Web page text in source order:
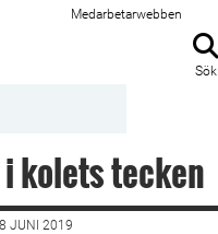
Medarbetarwebben
Sök
i kolets tecken
JUNI 2019